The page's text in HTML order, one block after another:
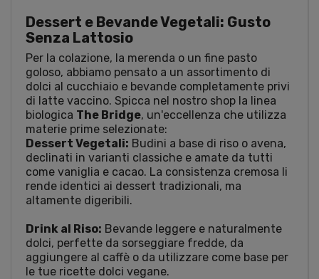
Dessert e Bevande Vegetali: Gusto
Senza Lattosio
Per la colazione, la merenda o un fine pasto
goloso, abbiamo pensato a un assortimento di
dolci al cucchiaio e bevande completamente privi
di latte vaccino. Spicca nel nostro shop la linea
biologica The Bridge, un'eccellenza che utilizza
materie prime selezionate:
Dessert Vegetali: Budini a base di riso o avena,
declinati in varianti classiche e amate da tutti
come vaniglia e cacao. La consistenza cremosa li
rende identici ai dessert tradizionali, ma
altamente digeribili.
Drink al Riso: Bevande leggere e naturalmente
dolci, perfette da sorseggiare fredde, da
aggiungere al caffè o da utilizzare come base per
le tue ricette dolci vegane.